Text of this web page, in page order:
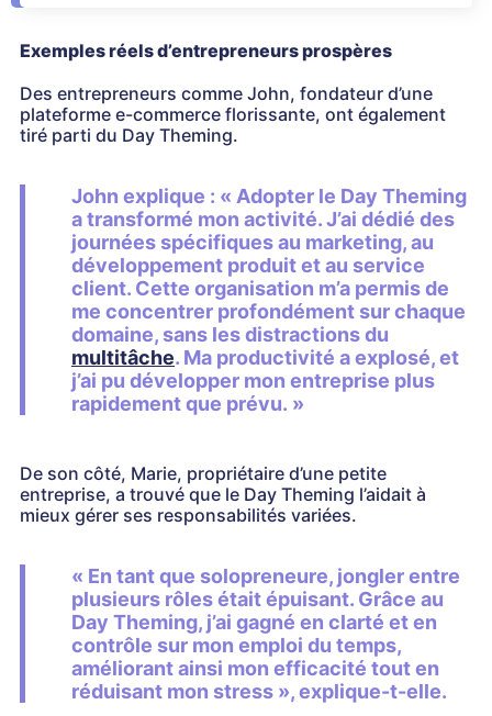
Exemples réels d’entrepreneurs prospères
Des entrepreneurs comme John, fondateur d’une
plateforme e-commerce florissante, ont également
tiré parti du Day Theming.
John explique : « Adopter le Day Theming
a transformé mon activité. J’ai dédié des
journées spécifiques au marketing, au
développement produit et au service
client. Cette organisation m’a permis de
me concentrer profondément sur chaque
domaine, sans les distractions du
multitâche. Ma productivité a explosé, et
j’ai pu développer mon entreprise plus
rapidement que prévu. »
De son côté, Marie, propriétaire d’une petite
entreprise, a trouvé que le Day Theming l’aidait à
mieux gérer ses responsabilités variées.
« En tant que solopreneure, jongler entre
plusieurs rôles était épuisant. Grâce au
Day Theming, j’ai gagné en clarté et en
contrôle sur mon emploi du temps,
améliorant ainsi mon efficacité tout en
réduisant mon stress », explique-t-elle.